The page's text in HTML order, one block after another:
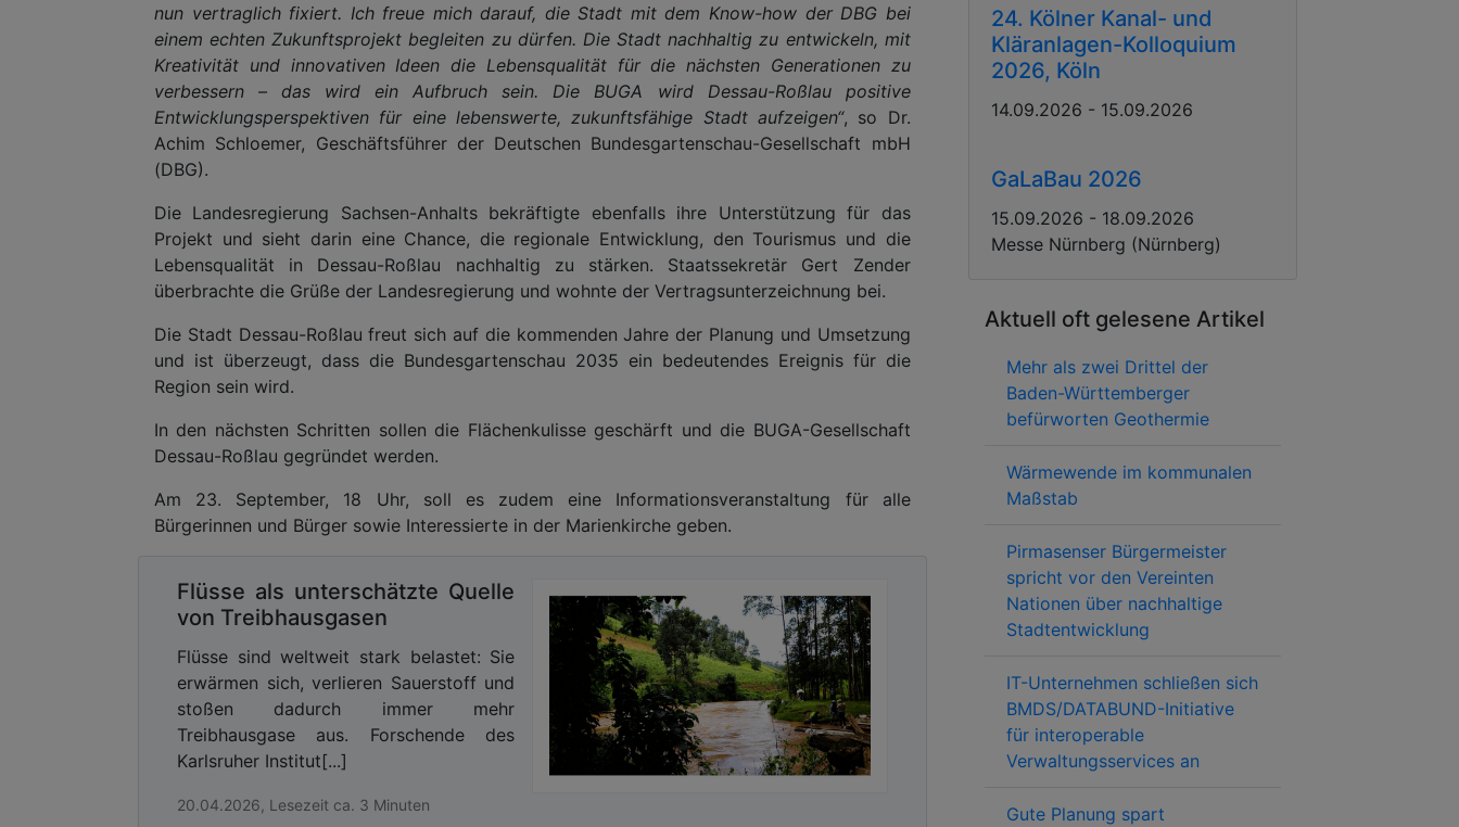
nun vertraglich fixiert. Ich freue mich darauf, die Stadt mit dem Know-how der DBG bei
einem echten Zukunftsprojekt begleiten zu dürfen. Die Stadt nachhaltig zu entwickeln, mit
Kreativität und innovativen Ideen die Lebensqualität für die nächsten Generationen zu
verbessern – das wird ein Aufbruch sein. Die BUGA wird Dessau-Roßlau positive
Entwicklungsperspektiven für eine lebenswerte, zukunftsfähige Stadt aufzeigen“, so Dr.
Achim Schloemer, Geschäftsführer der Deutschen Bundesgartenschau-Gesellschaft mbH
(DBG).
Die Landesregierung Sachsen-Anhalts bekräftigte ebenfalls ihre Unterstützung für das
Projekt und sieht darin eine Chance, die regionale Entwicklung, den Tourismus und die
Lebensqualität in Dessau-Roßlau nachhaltig zu stärken. Staatssekretär Gert Zender
überbrachte die Grüße der Landesregierung und wohnte der Vertragsunterzeichnung bei.
Die Stadt Dessau-Roßlau freut sich auf die kommenden Jahre der Planung und Umsetzung
und ist überzeugt, dass die Bundesgartenschau 2035 ein bedeutendes Ereignis für die
Region sein wird.
In den nächsten Schritten sollen die Flächenkulisse geschärft und die BUGA-Gesellschaft
Dessau-Roßlau gegründet werden.
Am 23. September, 18 Uhr, soll es zudem eine Informationsveranstaltung für alle
Bürgerinnen und Bürger sowie Interessierte in der Marienkirche geben.
Flüsse als unterschätzte Quelle
von Treibhausgasen
Flüsse sind weltweit stark belastet: Sie
erwärmen sich, verlieren Sauerstoff und
stoßen dadurch immer mehr
Treibhausgase aus. Forschende des
Karlsruher Institut[...]
20.04.2026, Lesezeit ca. 3 Minuten
24. Kölner Kanal- und
Kläranlagen-Kolloquium
2026, Köln
14.09.2026 - 15.09.2026
GaLaBau 2026
15.09.2026 - 18.09.2026
Messe Nürnberg (Nürnberg)
Aktuell oft gelesene Artikel
Mehr als zwei Drittel der
Baden-Württemberger
befürworten Geothermie
Wärmewende im kommunalen
Maßstab
Pirmasenser Bürgermeister
spricht vor den Vereinten
Nationen über nachhaltige
Stadtentwicklung
IT-Unternehmen schließen sich
BMDS/DATABUND-Initiative
für interoperable
Verwaltungsservices an
Gute Planung spart